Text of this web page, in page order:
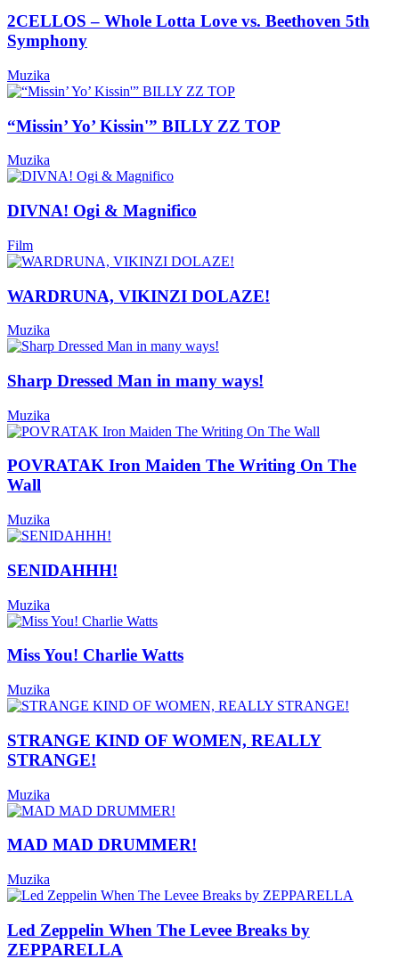
2CELLOS – Whole Lotta Love vs. Beethoven 5th
Symphony
Muzika
“Missin’ Yo’ Kissin'” BILLY ZZ TOP
Muzika
DIVNA! Ogi & Magnifico
Film
WARDRUNA, VIKINZI DOLAZE!
Muzika
Sharp Dressed Man in many ways!
Muzika
POVRATAK Iron Maiden The Writing On The
Wall
Muzika
SENIDAHHH!
Muzika
Miss You! Charlie Watts
Muzika
STRANGE KIND OF WOMEN, REALLY
STRANGE!
Muzika
MAD MAD DRUMMER!
Muzika
Led Zeppelin When The Levee Breaks by
ZEPPARELLA